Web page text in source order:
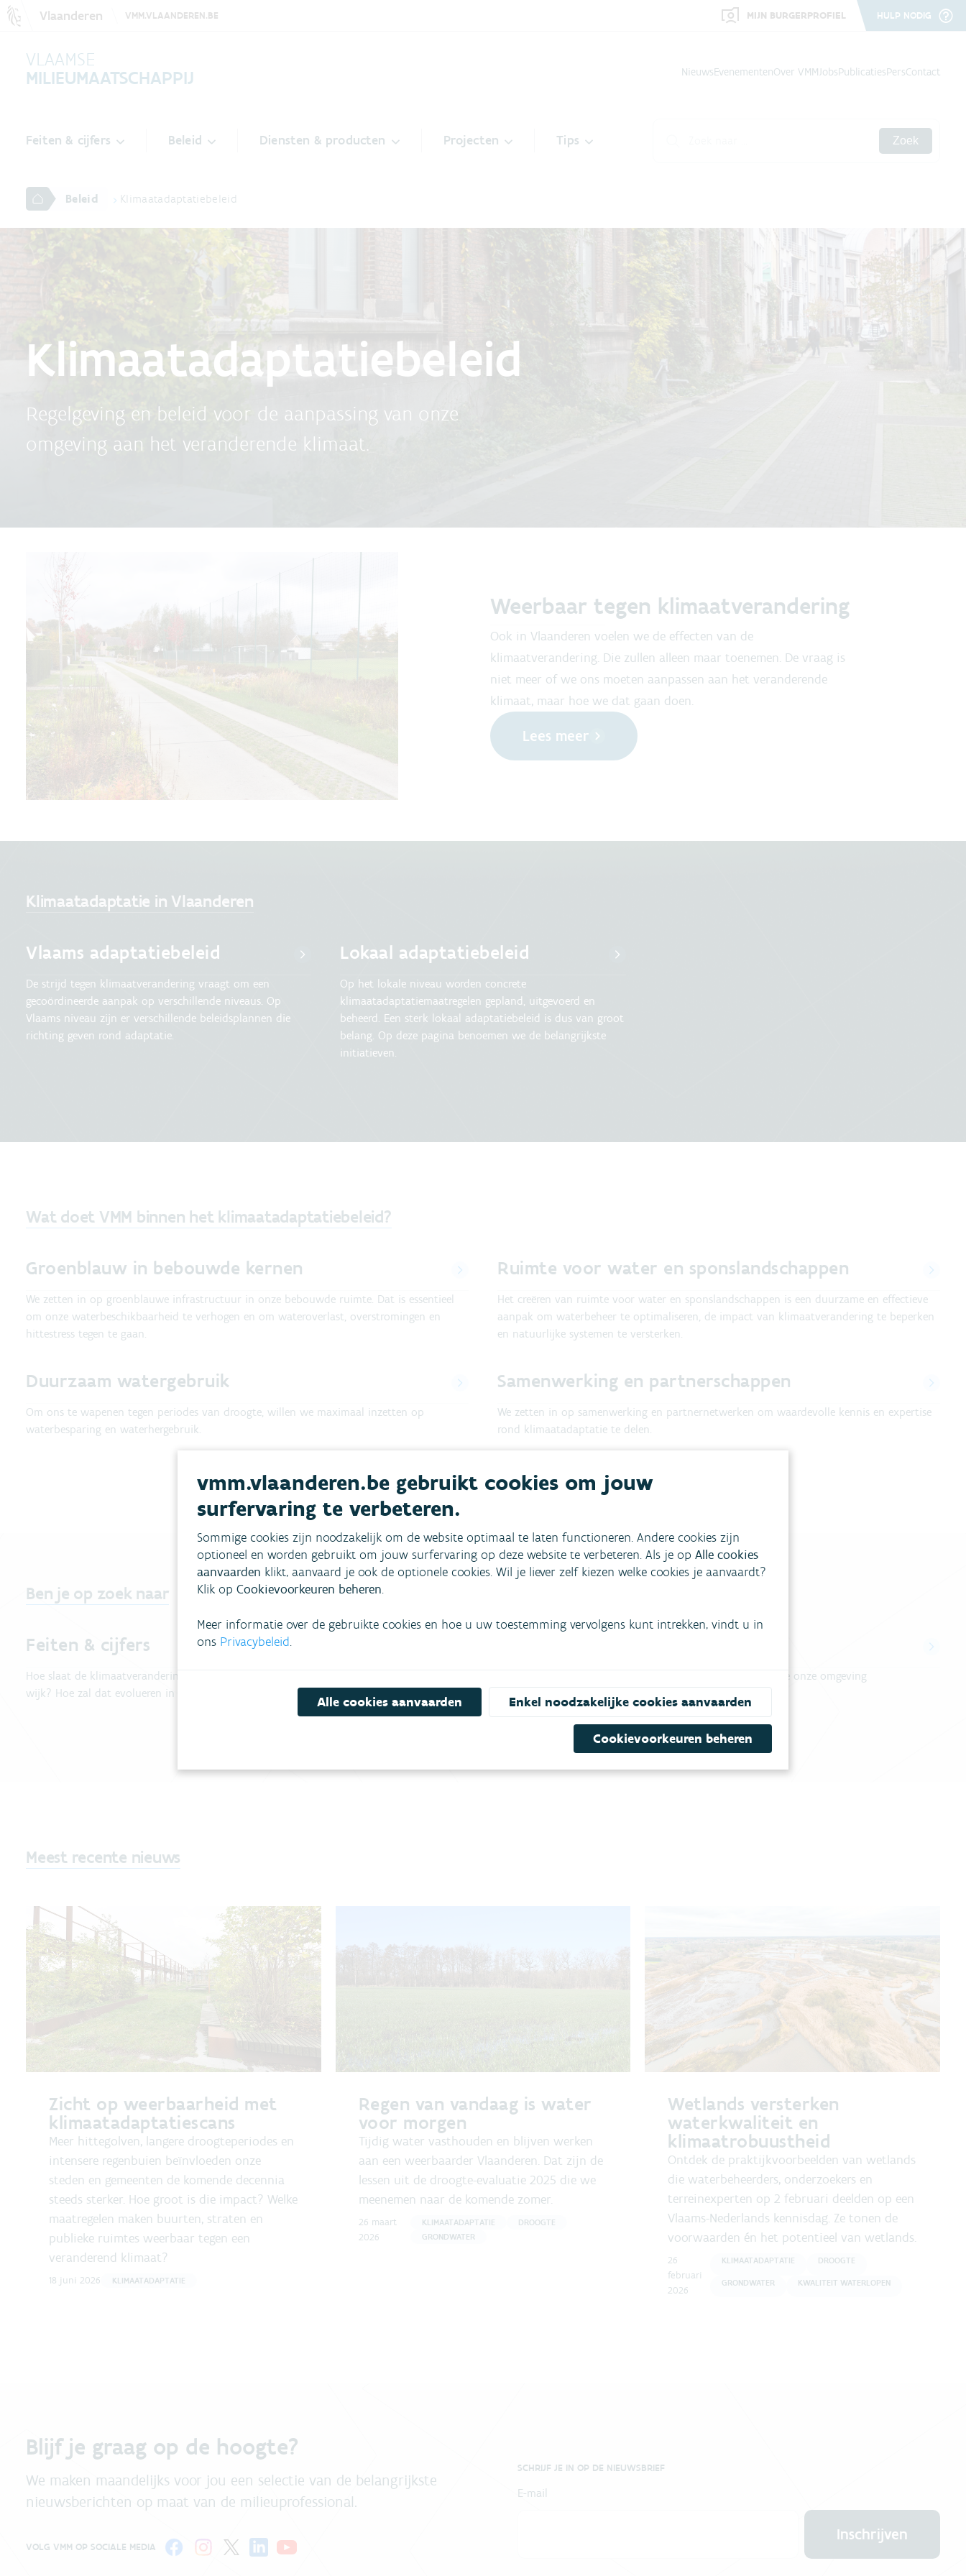
Vlaanderen VMM.VLAANDEREN.BE MIJN BURGERPROFIEL HULP NODIG
VLAAMSE
MILIEUMAATSCHAPPIJ
NieuwsEvenementenOver VMMJobsPublicatiesPersContact
Feiten & cijfers Beleid Diensten & producten Projecten Tips Zoek
Beleid Klimaatadaptatiebeleid
Klimaatadaptatiebeleid
Regelgeving en beleid voor de aanpassing van onze
omgeving aan het veranderende klimaat.
Weerbaar tegen klimaatverandering
Ook in Vlaanderen voelen we de effecten van de
klimaatverandering. Die zullen alleen maar toenemen. De vraag is
niet meer of we ons moeten aanpassen aan het veranderende
klimaat, maar hoe we dat gaan doen.
Lees meer
Klimaatadaptatie in Vlaanderen
Vlaams adaptatiebeleid
De strijd tegen klimaatverandering vraagt om een
gecoördineerde aanpak op verschillende niveaus. Op
Vlaams niveau zijn er verschillende beleidsplannen die
richting geven rond adaptatie.
Lokaal adaptatiebeleid
Op het lokale niveau worden concrete
klimaatadaptatiemaatregelen gepland, uitgevoerd en
beheerd. Een sterk lokaal adaptatiebeleid is dus van groot
belang. Op deze pagina benoemen we de belangrijkste
initiatieven.
Wat doet VMM binnen het klimaatadaptatiebeleid?
Groenblauw in bebouwde kernen
We zetten in op groenblauwe infrastructuur in onze bebouwde ruimte. Dat is essentieel
om onze waterbeschikbaarheid te verhogen en om wateroverlast, overstromingen en
hittestress tegen te gaan.
Ruimte voor water en sponslandschappen
Het creëren van ruimte voor water en sponslandschappen is een duurzame en effectieve
aanpak om waterbeheer te optimaliseren, de impact van klimaatverandering te beperken
en natuurlijke systemen te versterken.
Duurzaam watergebruik
Om ons te wapenen tegen periodes van droogte, willen we maximaal inzetten op
waterbesparing en waterhergebruik.
Samenwerking en partnerschappen
We zetten in op samenwerking en partnernetwerken om waardevolle kennis en expertise
rond klimaatadaptatie te delen.
Ben je op zoek naar
Feiten & cijfers
Hoe slaat de klimaatverandering toe in jouw gemeente of
wijk? Hoe zal dat evolueren in Vlaanderen?
(IMPACT-, PROJECT- & PLAN-tool) ...
Overzicht van projecten die onze omgeving
Meest recente nieuws
Zicht op weerbaarheid met
klimaatadaptatiescans
Meer hittegolven, langere droogteperiodes en
intensere regenbuien beïnvloeden onze
steden en gemeenten de komende decennia
steeds sterker. Hoe groot is die impact? Welke
maatregelen maken buurten, straten en
publieke ruimtes weerbaar tegen een
veranderend klimaat?
18 juni 2026 KLIMAATADAPTATIE
Regen van vandaag is water
voor morgen
Tijdig water vasthouden en blijven werken
aan een weerbaarder Vlaanderen. Dat zijn de
lessen uit de droogte-evaluatie 2025 die we
meenemen naar de komende zomer.
26 maart
2026
KLIMAATADAPTATIE
DROOGTE
GRONDWATER
Wetlands versterken
waterkwaliteit en
klimaatrobuustheid
Ontdek de praktijkvoorbeelden van wetlands
die waterbeheerders, onderzoekers en
terreinexperten op 2 februari deelden op een
Vlaams-Nederlands kennisdag. Ze tonen de
voorwaarden én het potentieel van wetlands.
26
februari
2026
KLIMAATADAPTATIE DROOGTE
GRONDWATER KWALITEIT WATERLOPEN
Blijf je graag op de hoogte?
We maken maandelijks voor jou een selectie van de belangrijkste
nieuwsberichten op maat van de milieuprofessional.
VOLG VMM OP SOCIALE MEDIA
SCHRIJF JE IN OP DE NIEUWSBRIEF
E-mail
Inschrijven
vmm.vlaanderen.be gebruikt cookies om jouw
surfervaring te verbeteren.
Sommige cookies zijn noodzakelijk om de website optimaal te laten functioneren. Andere cookies zijn
optioneel en worden gebruikt om jouw surfervaring op deze website te verbeteren. Als je op Alle cookies
aanvaarden klikt, aanvaard je ook de optionele cookies. Wil je liever zelf kiezen welke cookies je aanvaardt?
Klik op Cookievoorkeuren beheren.
Meer informatie over de gebruikte cookies en hoe u uw toestemming vervolgens kunt intrekken, vindt u in
ons Privacybeleid.
Alle cookies aanvaarden Enkel noodzakelijke cookies aanvaarden
Cookievoorkeuren beheren